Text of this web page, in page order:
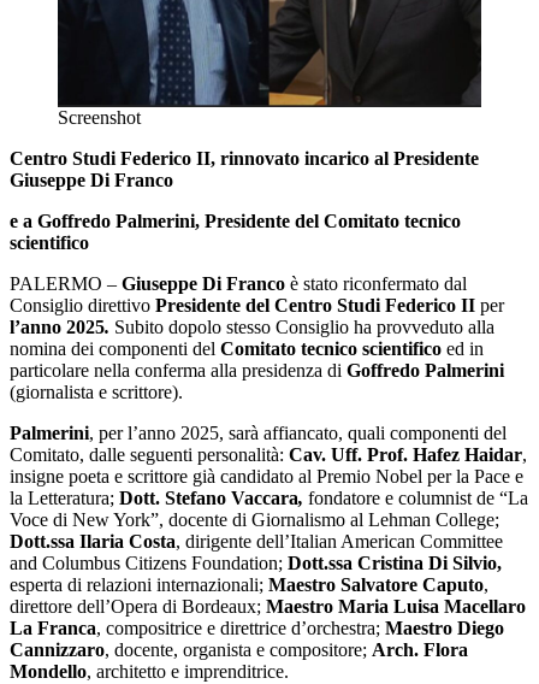
Screenshot
Centro Studi Federico II, rinnovato incarico al Presidente
Giuseppe Di Franco
e a Goffredo Palmerini, Presidente del Comitato tecnico
scientifico
PALERMO – Giuseppe Di Franco è stato riconfermato dal
Consiglio direttivo Presidente del Centro Studi Federico II per
l’anno 2025. Subito dopolo stesso Consiglio ha provveduto alla
nomina dei componenti del Comitato tecnico scientifico ed in
particolare nella conferma alla presidenza di Goffredo Palmerini
(giornalista e scrittore).
Palmerini, per l’anno 2025, sarà affiancato, quali componenti del
Comitato, dalle seguenti personalità: Cav. Uff. Prof. Hafez Haidar,
insigne poeta e scrittore già candidato al Premio Nobel per la Pace e
la Letteratura; Dott. Stefano Vaccara, fondatore e columnist de “La
Voce di New York”, docente di Giornalismo al Lehman College;
Dott.ssa Ilaria Costa, dirigente dell’Italian American Committee
and Columbus Citizens Foundation; Dott.ssa Cristina Di Silvio,
esperta di relazioni internazionali; Maestro Salvatore Caputo,
direttore dell’Opera di Bordeaux; Maestro Maria Luisa Macellaro
La Franca, compositrice e direttrice d’orchestra; Maestro Diego
Cannizzaro, docente, organista e compositore; Arch. Flora
Mondello, architetto e imprenditrice.